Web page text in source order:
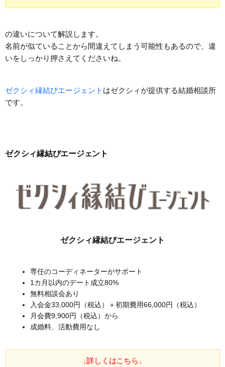
の違いについて解説します。
名前が似ていることから間違えてしまう可能性もあるので、違
いをしっかり押さえてくださいね。
ゼクシィ縁結びエージェント はゼクシィが提供する結婚相談所
です。
ゼクシィ縁結びエージェント
ゼクシィ縁結びエージェント
専任のコーディネーターがサポート
1カ月以内のデート成立80%
無料相談会あり
入会金33,000円（税込）＋初期費用66,000円（税込）
月会費9,900円（税込）から
成婚料、活動費用なし
↓詳しくはこちら↓